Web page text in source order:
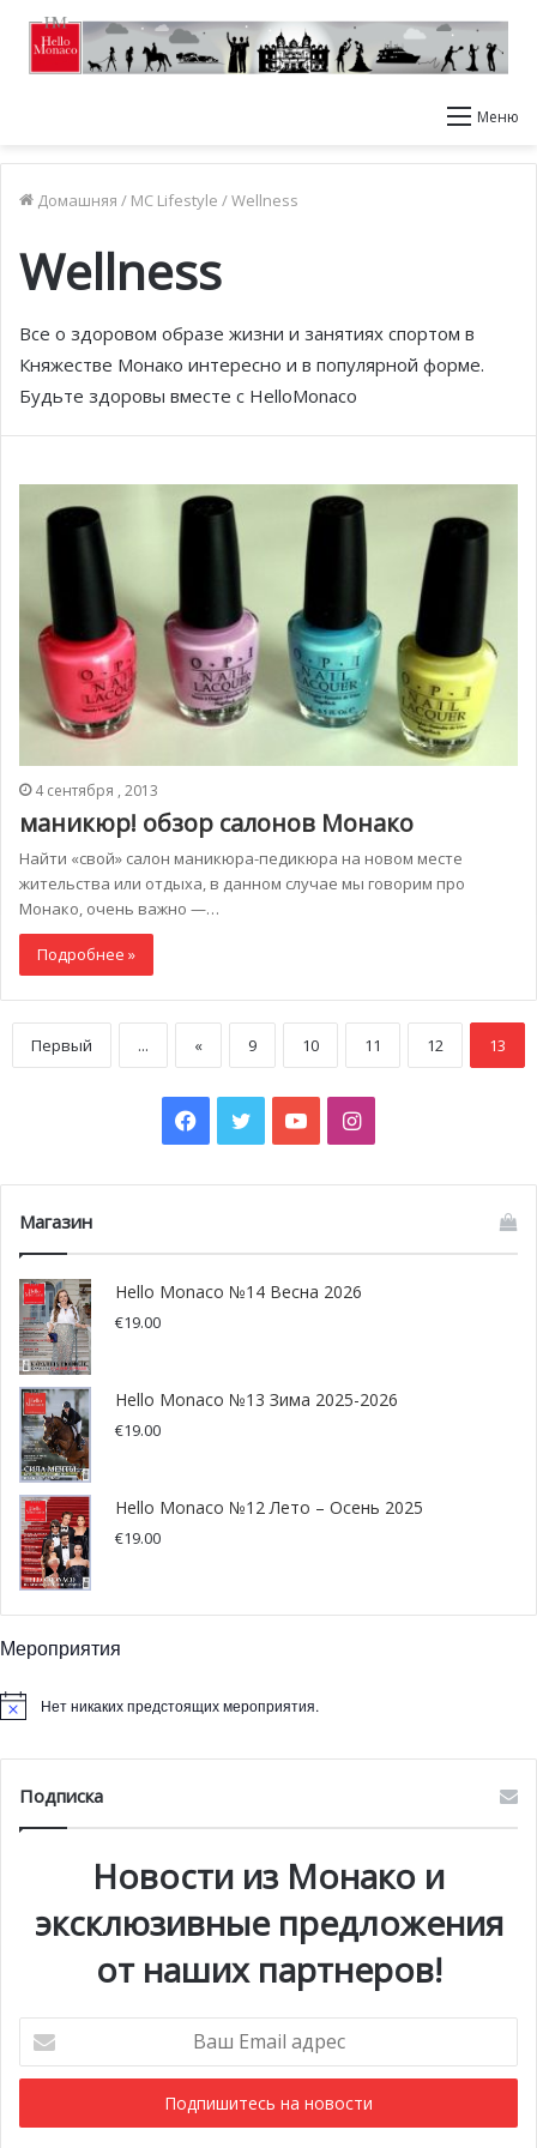
Меню
Домашняя / MC Lifestyle /Wellness
Wellness
Все о здоровом образе жизни и занятиях спортом в
Княжестве Монако интересно и в популярной форме.
Будьте здоровы вместе с HelloMonaco
4 сентября , 2013
маникюр! обзор салонов Монако
Найти «свой» салон маникюра-педикюра на новом месте
жительства или отдыха, в данном случае мы говорим про
Монако, очень важно —…
Подробнее »
Первый ... « 9 10 11 12 13
Facebook
TwitterYouTubeInstagram
Магазин
Hello Monaco №14 Весна 2026
€19.00
Hello Monaco №13 Зима 2025-2026
€19.00
Hello Monaco №12 Лето – Осень 2025
€19.00
Мероприятия
Нет никаких предстоящих мероприятия.
Подписка
Новости из Монако и
эксклюзивные предложения
от наших партнеров!
Email
адрес